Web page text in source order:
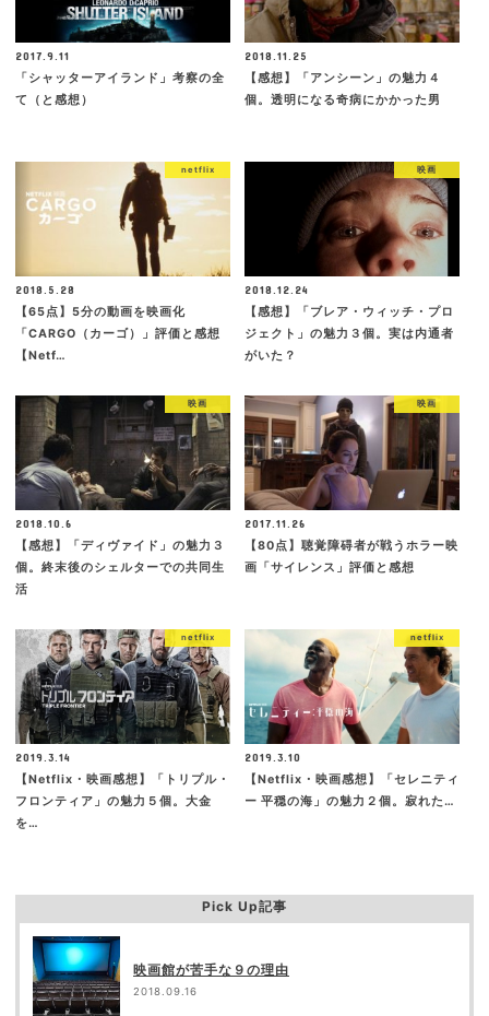
2017.9.11
「シャッターアイランド」考察の全
て（と感想）
2018.11.25
【感想】「アンシーン」の魅力４
個。透明になる奇病にかかった男
netflix
2018.5.28
【65点】5分の動画を映画化
「CARGO（カーゴ）」評価と感想
【Netf…
映画
2018.12.24
【感想】「ブレア・ウィッチ・プロ
ジェクト」の魅力３個。実は内通者
がいた？
映画
2018.10.6
【感想】「ディヴァイド」の魅力３
個。終末後のシェルターでの共同生
活
映画
2017.11.26
【80点】聴覚障碍者が戦うホラー映
画「サイレンス」評価と感想
netflix
2019.3.14
【Netflix・映画感想】「トリプル・
フロンティア」の魅力５個。大金
を…
netflix
2019.3.10
【Netflix・映画感想】「セレニティ
ー 平穏の海」の魅力２個。寂れた…
Pick Up記事
映画館が苦手な９の理由
2018.09.16